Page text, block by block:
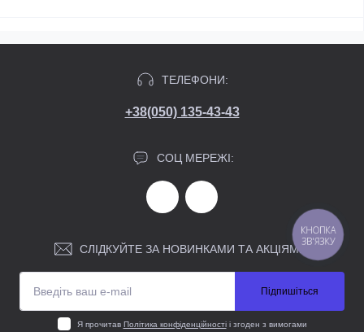
ТЕЛЕФОНИ:
+38(050) 135-43-43
СОЦ МЕРЕЖІ:
СЛІДКУЙТЕ ЗА НОВИНКАМИ ТА АКЦІЯМИ:
Підпишіться
Я прочитав Політика конфіденційностіі згоден з вимогами
КНОПКА
ЗВ'ЯЗКУ